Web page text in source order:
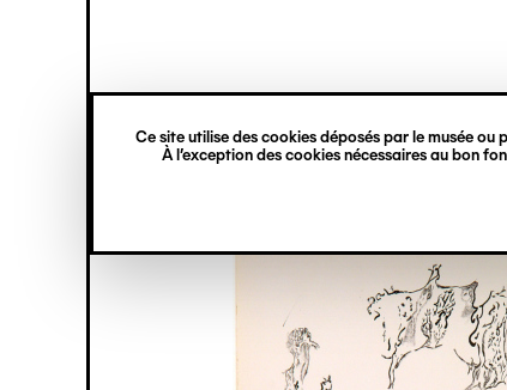
Ce site utilise des cookies déposés par le musée
À l’exception des cookies nécessaires au bon
principal
verticale